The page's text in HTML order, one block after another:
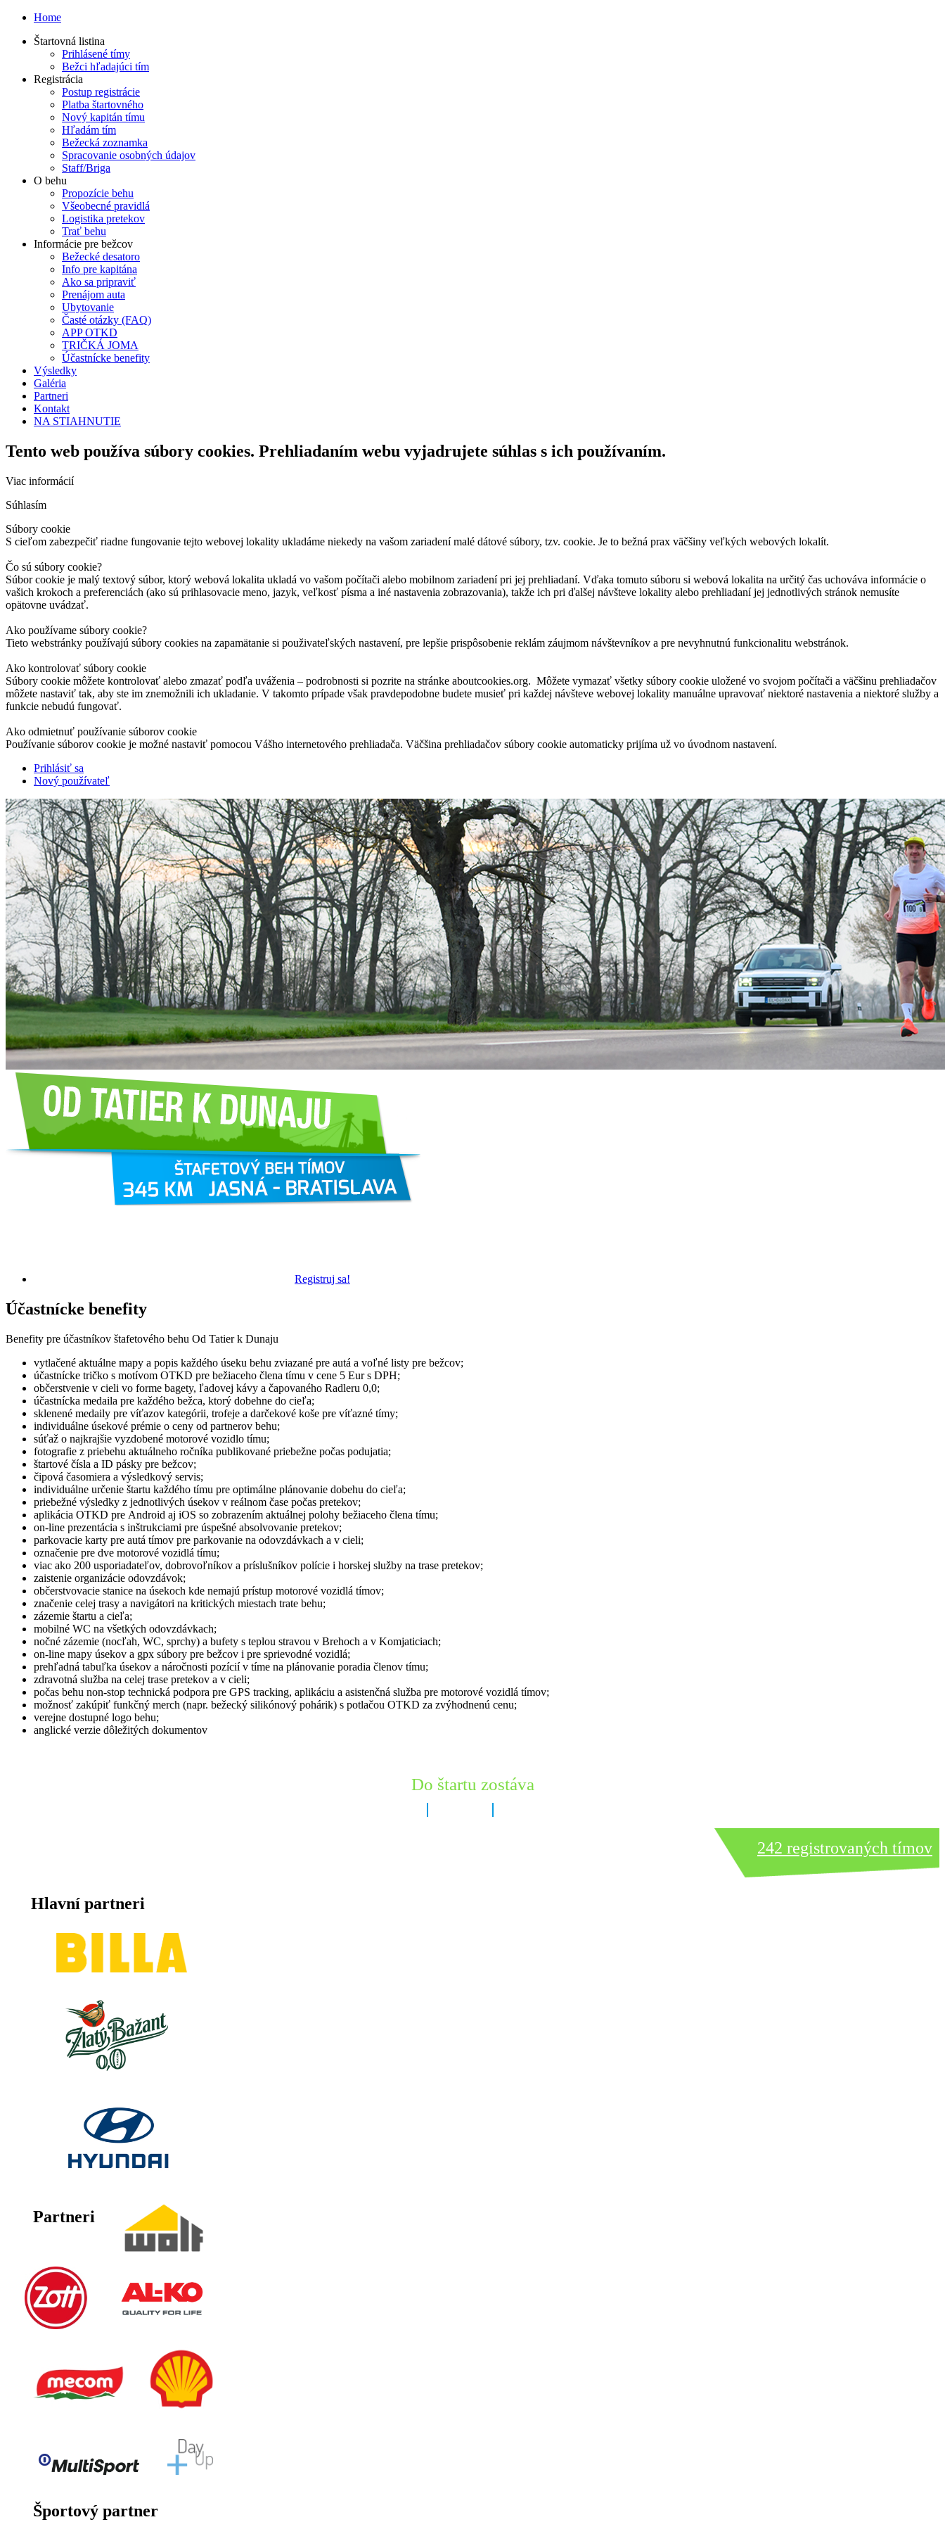
Home
Štartovná listina
Prihlásené tímy
Bežci hľadajúci tím
Registrácia
Postup registrácie
Platba štartovného
Nový kapitán tímu
Hľadám tím
Bežecká zoznamka
Spracovanie osobných údajov
Staff/Briga
O behu
Propozície behu
Všeobecné pravidlá
Logistika pretekov
Trať behu
Informácie pre bežcov
Bežecké desatoro
Info pre kapitána
Ako sa pripraviť
Prenájom auta
Ubytovanie
Časté otázky (FAQ)
APP OTKD
TRIČKÁ JOMA
Účastnícke benefity
Výsledky
Galéria
Partneri
Kontakt
NA STIAHNUTIE
Tento web používa súbory cookies. Prehliadaním webu vyjadrujete súhlas s ich používaním.
Viac informácií
Súhlasím
Súbory cookie
S cieľom zabezpečiť riadne fungovanie tejto webovej lokality ukladáme niekedy na vašom zariadení malé dátové súbory, tzv. cookie. Je to bežná prax väčšiny veľkých webových lokalít.
Čo sú súbory cookie?
Súbor cookie je malý textový súbor, ktorý webová lokalita ukladá vo vašom počítači alebo mobilnom zariadení pri jej prehliadaní. Vďaka tomuto súboru si webová lokalita na určitý čas uchováva informácie o
vašich krokoch a preferenciách (ako sú prihlasovacie meno, jazyk, veľkosť písma a iné nastavenia zobrazovania), takže ich pri ďalšej návšteve lokality alebo prehliadaní jej jednotlivých stránok nemusíte
opätovne uvádzať.
Ako používame súbory cookie?
Tieto webstránky používajú súbory cookies na zapamätanie si použivateľských nastavení, pre lepšie prispôsobenie reklám záujmom návštevníkov a pre nevyhnutnú funkcionalitu webstránok.
Ako kontrolovať súbory cookie
Súbory cookie môžete kontrolovať alebo zmazať podľa uváženia – podrobnosti si pozrite na stránke aboutcookies.org. Môžete vymazať všetky súbory cookie uložené vo svojom počítači a väčšinu prehliadačov
môžete nastaviť tak, aby ste im znemožnili ich ukladanie. V takomto prípade však pravdepodobne budete musieť pri každej návšteve webovej lokality manuálne upravovať niektoré nastavenia a niektoré služby a
funkcie nebudú fungovať.
Ako odmietnuť používanie súborov cookie
Používanie súborov cookie je možné nastaviť pomocou Vášho internetového prehliadača. Väčšina prehliadačov súbory cookie automaticky prijíma už vo úvodnom nastavení.
Prihlásiť sa
Nový používateľ
Registruj sa!
Účastnícke benefity
Benefity pre účastníkov štafetového behu Od Tatier k Dunaju
vytlačené aktuálne mapy a popis každého úseku behu zviazané pre autá a voľné listy pre bežcov;
účastnícke tričko s motívom OTKD pre bežiaceho člena tímu v cene 5 Eur s DPH;
občerstvenie v cieli vo forme bagety, ľadovej kávy a čapovaného Radleru 0,0;
účastnícka medaila pre každého bežca, ktorý dobehne do cieľa;
sklenené medaily pre víťazov kategórii, trofeje a darčekové koše pre víťazné tímy;
individuálne úsekové prémie o ceny od partnerov behu;
súťaž o najkrajšie vyzdobené motorové vozidlo tímu;
fotografie z priebehu aktuálneho ročníka publikované priebežne počas podujatia;
štartové čísla a ID pásky pre bežcov;
čipová časomiera a výsledkový servis;
individuálne určenie štartu každého tímu pre optimálne plánovanie dobehu do cieľa;
priebežné výsledky z jednotlivých úsekov v reálnom čase počas pretekov;
aplikácia OTKD pre Android aj iOS so zobrazením aktuálnej polohy bežiaceho člena tímu;
on-line prezentácia s inštrukciami pre úspešné absolvovanie pretekov;
parkovacie karty pre autá tímov pre parkovanie na odovzdávkach a v cieli;
označenie pre dve motorové vozidlá tímu;
viac ako 200 usporiadateľov, dobrovoľníkov a príslušníkov polície i horskej služby na trase pretekov;
zaistenie organizácie odovzdávok;
občerstvovacie stanice na úsekoch kde nemajú prístup motorové vozidlá tímov;
značenie celej trasy a navigátori na kritických miestach trate behu;
zázemie štartu a cieľa;
mobilné WC na všetkých odovzdávkach;
nočné zázemie (nocľah, WC, sprchy) a bufety s teplou stravou v Brehoch a v Komjaticiach;
on-line mapy úsekov a gpx súbory pre bežcov i pre sprievodné vozidlá;
prehľadná tabuľka úsekov a náročnosti pozícií v tíme na plánovanie poradia členov tímu;
zdravotná služba na celej trase pretekov a v cieli;
počas behu non-stop technická podpora pre GPS tracking, aplikáciu a asistenčná služba pre motorové vozidlá tímov;
možnosť zakúpiť funkčný merch (napr. bežecký silikónový pohárik) s potlačou OTKD za zvýhodnenú cenu;
verejne dostupné logo behu;
anglické verzie dôležitých dokumentov
Do štartu zostáva
242 registrovaných tímov
Hlavní partneri
Partneri
Športový partner